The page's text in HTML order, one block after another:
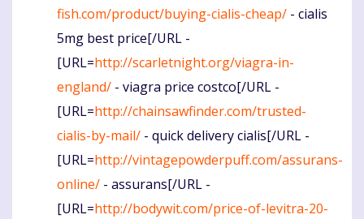
fish.com/product/buying-cialis-cheap/ - cialis
5mg best price[/URL -
[URL=http://scarletnight.org/viagra-in-
england/ - viagra price costco[/URL -
[URL=http://chainsawfinder.com/trusted-
cialis-by-mail/ - quick delivery cialis[/URL -
[URL=http://vintagepowderpuff.com/assurans-
online/ - assurans[/URL -
[URL=http://bodywit.com/price-of-levitra-20-